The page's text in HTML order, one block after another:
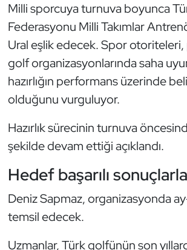
Milli sporcuya turnuva boyunca
Federasyonu Milli Takımlar
Ural eşlik edecek. Spor
golf organizasyonlarında saha
hazırlığın performans üzerinde
olduğunu vurguluyor.
Hazırlık sürecinin turnuva
şekilde devam ettiği açıklandı.
Hedef başarılı
Deniz Sapmaz, organizasyonda ay-
temsil edecek.
Uzmanlar, Türk golfünün son
Kick Boks
Kürek
Masa Tenisi
Motor Sporları
Muay Thai
Okçuluk
Optimist